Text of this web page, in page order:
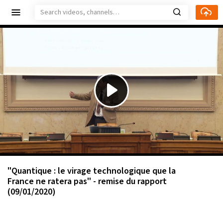
Play
Video
"Quantique : le virage technologique que la
France ne ratera pas" - remise du rapport
(09/01/2020)